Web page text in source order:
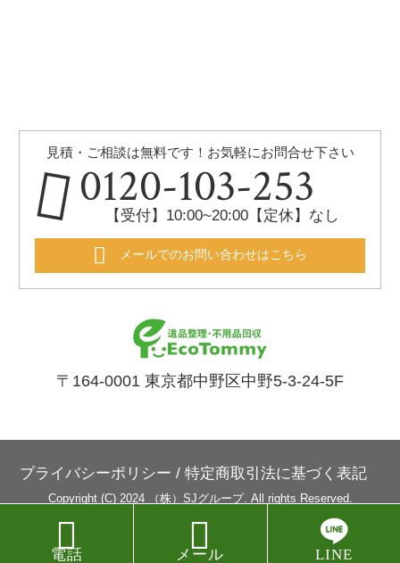
見積・ご相談は無料です！お気軽にお問合せ下さい
0120-103-253
【受付】10:00~20:00【定休】なし
メールでのお問い合わせはこちら
〒164-0001 東京都中野区中野5-3-24-5F
プライバシーポリシー / 特定商取引法に基づく表記
Copyright (C) 2024 （株）SJグループ. All rights Reserved.

電話 
メール LINE